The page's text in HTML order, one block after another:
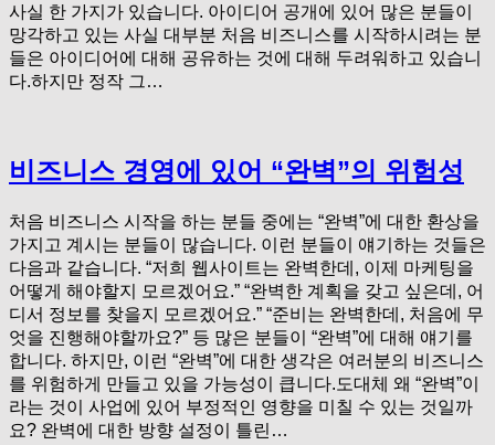
사실 한 가지가 있습니다. 아이디어 공개에 있어 많은 분들이
망각하고 있는 사실 대부분 처음 비즈니스를 시작하시려는 분
들은 아이디어에 대해 공유하는 것에 대해 두려워하고 있습니
다.하지만 정작 그…
비즈니스 경영에 있어 “완벽”의 위험성
처음 비즈니스 시작을 하는 분들 중에는 “완벽”에 대한 환상을
가지고 계시는 분들이 많습니다. 이런 분들이 얘기하는 것들은
다음과 같습니다. “저희 웹사이트는 완벽한데, 이제 마케팅을
어떻게 해야할지 모르겠어요.” “완벽한 계획을 갖고 싶은데, 어
디서 정보를 찾을지 모르겠어요.” “준비는 완벽한데, 처음에 무
엇을 진행해야할까요?” 등 많은 분들이 “완벽”에 대해 얘기를
합니다. 하지만, 이런 “완벽”에 대한 생각은 여러분의 비즈니스
를 위험하게 만들고 있을 가능성이 큽니다.도대체 왜 “완벽”이
라는 것이 사업에 있어 부정적인 영향을 미칠 수 있는 것일까
요? 완벽에 대한 방향 설정이 틀린…